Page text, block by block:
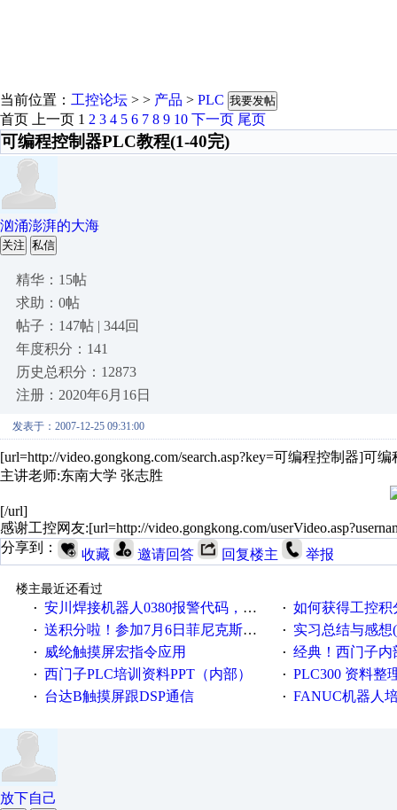
当前位置： 工控论坛 > > 产品 > PLC 我要发帖
首页 上一页 1 2 3 4 5 6 7 8 9 10 下一页 尾页
可编程控制器PLC教程(1-40完)
汹涌澎湃的大海
关注 私信
精华：15帖
求助：0帖
帖子：147帖 | 344回
年度积分：141
历史总积分：12873
注册：2020年6月16日
发表于：2007-12-25 09:31:00
[url=http://video.gongkong.com/search.asp?key=可编程控制器]可
主讲老师:东南大学 张志胜
[/url]
感谢工控网友:[url=http://video.gongkong.com/
分享到：
收藏 邀请回答 回复楼主 举报
楼主最近还看过
· 安川焊接机器人0380报警代码，位置未确认，怎么解决？ · 如何获得工控积
· 送积分啦！参加7月6日菲尼克斯在线研讨会即得 · 实习总结与感想(个人感想，来
· 威纶触摸屏宏指令应用 · 经典！西门子内
· 西门子PLC培训资料PPT（内部） · PLC300 资料整
· 台达B触摸屏跟DSP通信 · FANUC机器人
放下自己